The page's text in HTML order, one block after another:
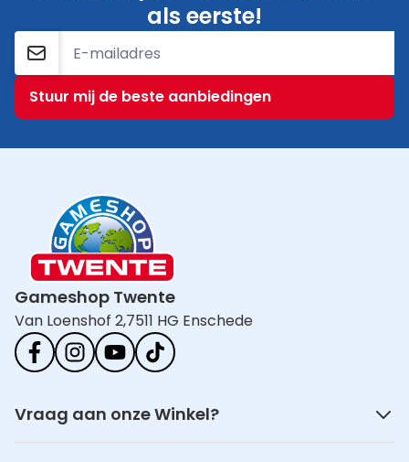
als eerste!
E-mailadres
Stuur mij de beste aanbiedingen
Gameshop Twente
Van Loenshof 2,7511 HG Enschede
Vraag aan onze Winkel?